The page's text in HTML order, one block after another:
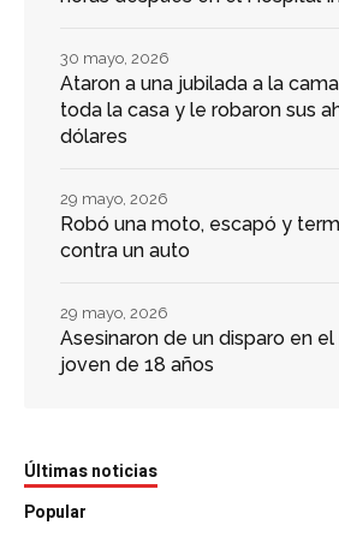
Ataron a una jubilada a la
toda la casa y le robaron sus
dólares
30 mayo, 2026
Robó una moto, escapó y
contra un auto
29 mayo, 2026
Asesinaron de un disparo en
joven de 18 años
29 mayo, 2026
Últimas noticias
Popular